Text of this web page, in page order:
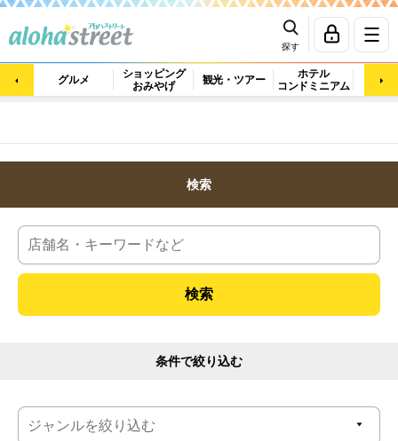
探す
グルメ
ショッピング
おみやげ
観光・ツアー
ホテル
コンドミニアム
マッ
検索
条件で絞り込む